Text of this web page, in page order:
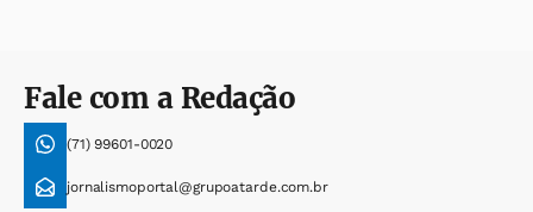
Fale com a Redação
(71) 99601-0020
jornalismoportal@grupoatarde.com.br